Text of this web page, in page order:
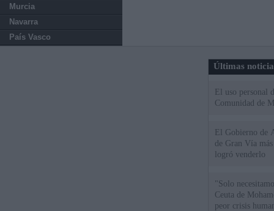
Murcia
Navarra
País Vasco
Últimas
El uso personal
Comunidad de
El Gobierno de
de Gran Vía
logró venderlo
"Solo
Ceuta de
peor crisis